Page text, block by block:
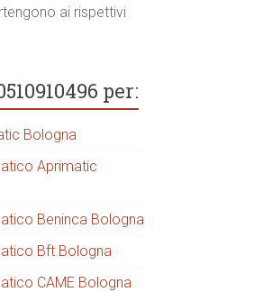
ai rispettivi
per:
Bologna
Aprimatic
Beninca Bologna
Bft Bologna
CAME Bologna